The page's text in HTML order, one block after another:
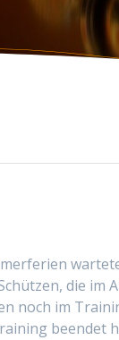
die im
noch im
beendet